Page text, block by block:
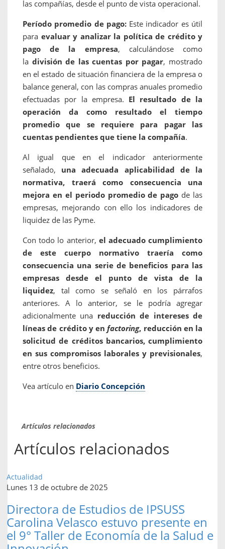
las compañías, desde el punto de vista operacional.
Período promedio de pago:Este indicador es útil
para evaluar y analizar la política de crédito y
pago de la empresa, calculándose como
la división de las cuentas por pagar, mostrado
en el estado de situación financiera de la empresa o
balance general, con las compras anuales promedio
efectuadas por la empresa. El resultado de la
operación da como resultado el tiempo
promedio que se requiere para pagar las
cuentas pendientes que tiene la compañía.
Al igual que en el indicador anteriormente
señalado, una adecuada aplicabilidad de la
normativa, traerá como consecuencia una
mejora en el periodo promedio de pago de las
empresas, mejorando con ello los indicadores de
liquidez de las Pyme.
Con todo lo anterior, el adecuado cumplimiento
de este cuerpo normativo traería como
consecuencia una serie de beneficios para las
empresas desde el punto de vista de la
liquidez, tal como se señaló en los párrafos
anteriores. A lo anterior, se le podría agregar
adicionalmente una reducción de intereses de
líneas de crédito y enfactoring, reducción en la
solicitud de créditos bancarios, cumplimiento
en sus compromisos laborales y previsionales,
entre otros beneficios.
Vea artículo en Diario Concepción
Artículos relacionados
Artículos relacionados
Actualidad
Lunes 13 de octubre de 2025
Directora de Estudios de IPSUSS
Carolina Velasco estuvo presente en
el 9° Taller de Economía de la Salud e